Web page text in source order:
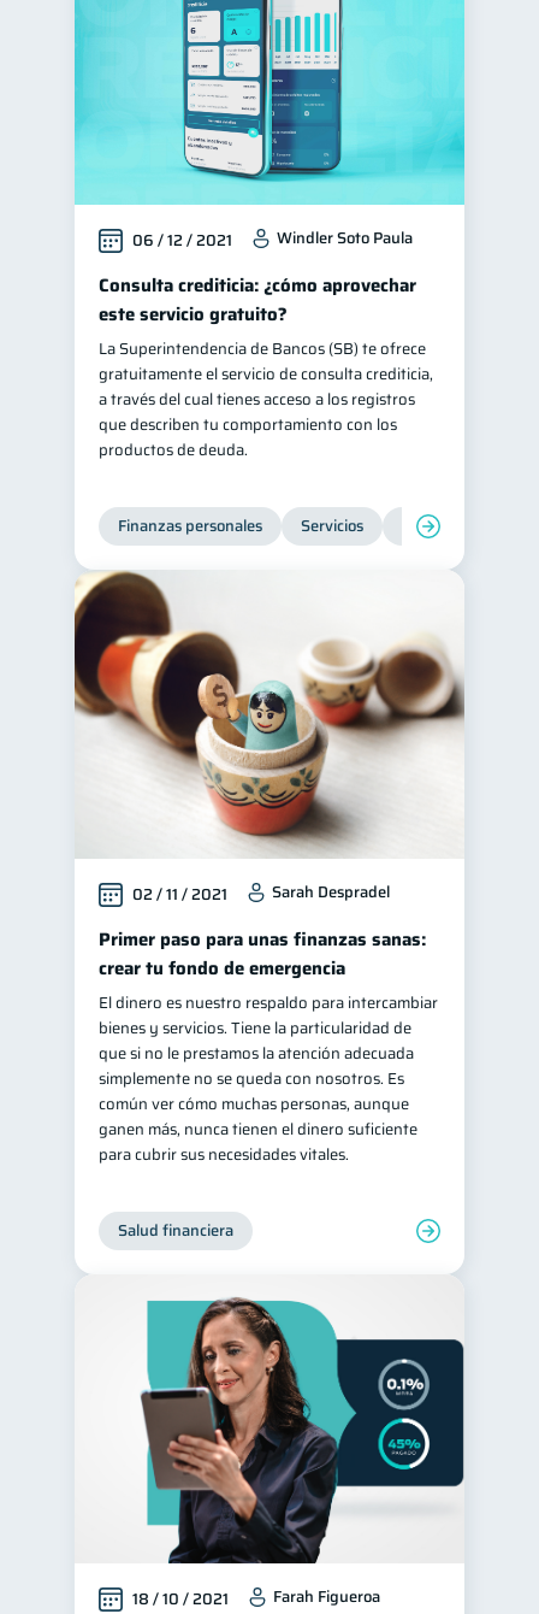
06 / 12 / 2021 Windler Soto Paula
Consulta crediticia: ¿cómo aprovechar
este servicio gratuito?
La Superintendencia de Bancos (SB) te ofrece
gratuitamente el servicio de consulta crediticia,
a través del cual tienes acceso a los registros
que describen tu comportamiento con los
productos de deuda.
Finanzas personales Servicios Inclusión financiera
02 / 11 / 2021 Sarah Despradel
Primer paso para unas finanzas sanas:
crear tu fondo de emergencia
El dinero es nuestro respaldo para intercambiar
bienes y servicios. Tiene la particularidad de
que si no le prestamos la atención adecuada
simplemente no se queda con nosotros. Es
común ver cómo muchas personas, aunque
ganen más, nunca tienen el dinero suficiente
para cubrir sus necesidades vitales.
Salud financiera
18 / 10 / 2021 Farah Figueroa